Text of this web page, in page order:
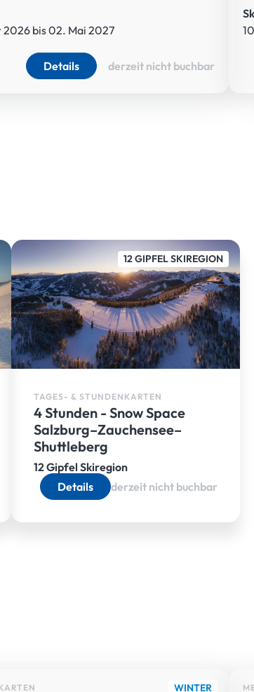
bis 02. Mai 2027
Details derzeit nicht buchbar
12 GIPFEL SKIREGION
TAGES- & STUNDENKARTEN
4 Stunden - Snow Space
Salzburg–Zauchensee–
Shuttleberg
12 Gipfel Skiregion
Details
derzeit nicht buchbar
WINTER